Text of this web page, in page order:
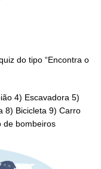
do tipo “Encontra o
4) Escavadora 5)
8) Bicicleta 9) Carro
de bombeiros